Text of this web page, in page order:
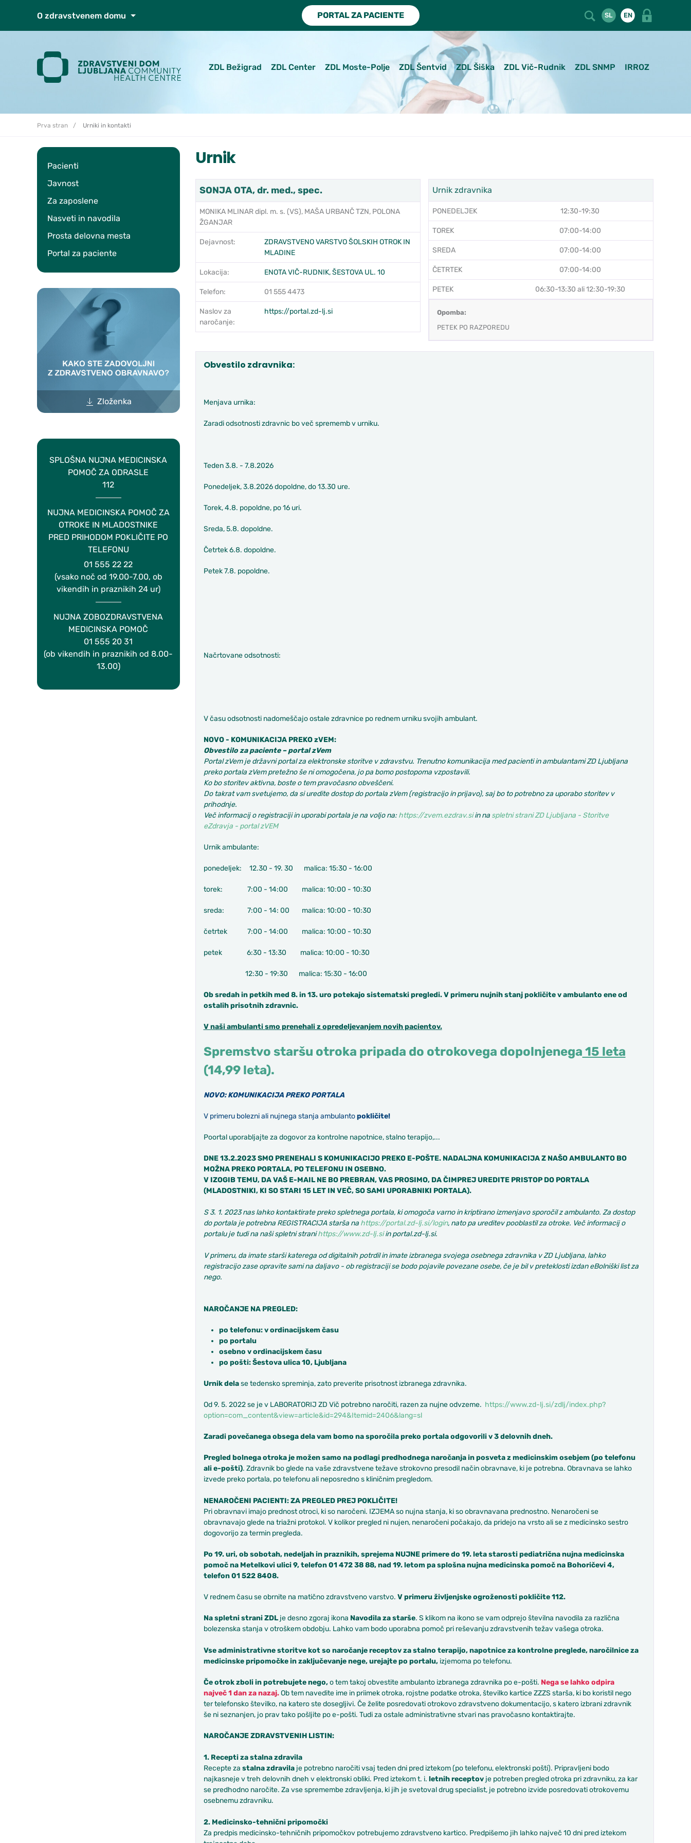
O zdravstvenem domu
PORTAL ZA PACIENTE SL EN
ZDL Bežigrad ZDL Center ZDL Moste-Polje ZDL Šentvid ZDL Šiška ZDL Vič-Rudnik ZDL SNMP IRROZ
Prva stran Urniki in kontakti
Pacienti
Javnost
Za zaposlene
Nasveti in navodila
Prosta delovna mesta
Portal za paciente
Zloženka
SPLOŠNA NUJNA MEDICINSKA
POMOČ ZA ODRASLE
112
NUJNA MEDICINSKA POMOČ ZA
OTROKE IN MLADOSTNIKE
PRED PRIHODOM POKLIČITE PO
TELEFONU
01 555 22 22
(vsako noč od 19.00-7.00, ob
vikendih in praznikih 24 ur)
NUJNA ZOBOZDRAVSTVENA
MEDICINSKA POMOČ
01 555 20 31
(ob vikendih in praznikih od 8.00-
13.00)
Urnik
SONJA OTA, dr. med., spec.
MONIKA MLINAR dipl. m. s. (VS), MAŠA URBANČ TZN, POLONA
ŽGANJAR
Dejavnost:
ZDRAVSTVENO VARSTVO ŠOLSKIH OTROK IN
MLADINE
Lokacija: ENOTA VIČ-RUDNIK, ŠESTOVA UL. 10
Telefon: 01 555 4473
Naslov za
naročanje:
https://portal.zd-lj.si
Urnik zdravnika
PONEDELJEK 12:30-19:30
TOREK 07:00-14:00
SREDA 07:00-14:00
ČETRTEK 07:00-14:00
PETEK 06:30-13:30 ali 12:30-19:30
Opomba:
PETEK PO RAZPOREDU
Obvestilo zdravnika:
Menjava urnika:
Zaradi odsotnosti zdravnic bo več sprememb v urniku.
Teden 3.8. - 7.8.2026
Ponedeljek, 3.8.2026 dopoldne, do 13.30 ure.
Torek, 4.8. popoldne, po 16 uri.
Sreda, 5.8. dopoldne.
Četrtek 6.8. dopoldne.
Petek 7.8. popoldne.
Načrtovane odsotnosti:
V času odsotnosti nadomeščajo ostale zdravnice po rednem urniku svojih ambulant.
NOVO - KOMUNIKACIJA PREKO zVEM:
Obvestilo za paciente – portal zVem
Portal zVem je državni portal za elektronske storitve v zdravstvu. Trenutno komunikacija med pacienti in ambulantami ZD Ljubljana
preko portala zVem pretežno še ni omogočena, jo pa bomo postopoma vzpostavili.
Ko bo storitev aktivna, boste o tem pravočasno obveščeni.
Do takrat vam svetujemo, da si uredite dostop do portala zVem (registracijo in prijavo), saj bo to potrebno za uporabo storitev v
prihodnje.
Več informacij o registraciji in uporabi portala je na voljo na: https://zvem.ezdrav.siin na spletni strani ZD Ljubljana - Storitve
eZdravja - portal zVEM
Urnik ambulante:
ponedeljek: 12.30 - 19. 30 malica: 15:30 - 16:00
torek: 7:00 - 14:00 malica: 10:00 - 10:30
sreda: 7:00 - 14: 00 malica: 10:00 - 10:30
četrtek 7:00 - 14:00 malica: 10:00 - 10:30
petek 6:30 - 13:30 malica: 10:00 - 10:30
12:30 - 19:30 malica: 15:30 - 16:00
Ob sredah in petkih med 8. in 13. uro potekajo sistematski pregledi. V primeru nujnih stanj pokličite v ambulanto ene od
ostalih prisotnih zdravnic.
V naši ambulanti smo prenehali z opredeljevanjem novih pacientov.
Spremstvo staršu otroka pripada do otrokovega dopolnjenega 15 leta
(14,99 leta).
NOVO: KOMUNIKACIJA PREKO PORTALA
V primeru bolezni ali nujnega stanja ambulantopokličite!
Poortal uporabljajte za dogovor za kontrolne napotnice, stalno terapijo,...
DNE 13.2.2023 SMO PRENEHALI S KOMUNIKACIJO PREKO E-POŠTE. NADALJNA KOMUNIKACIJA Z NAŠO AMBULANTO BO
MOŽNA PREKO PORTALA, PO TELEFONU IN OSEBNO.
V IZOGIB TEMU, DA VAŠ E-MAIL NE BO PREBRAN, VAS PROSIMO, DA ČIMPREJ UREDITE PRISTOP DO PORTALA
(MLADOSTNIKI, KI SO STARI 15 LET IN VEČ, SO SAMI UPORABNIKI PORTALA).
S 3. 1. 2023 nas lahko kontaktirate preko spletnega portala, ki omogoča varno in kriptirano izmenjavo sporočil z ambulanto. Za dostop
do portala je potrebna REGISTRACIJA starša na https://portal.zd-lj.si/login, nato pa ureditev pooblastil za otroke. Več informacij o
portalu je tudi na naši spletni stranihttps://www.zd-lj.siin portal.zd-lj.si.
V primeru, da imate starši katerega od digitalnih potrdil in imate izbranega svojega osebnega zdravnika v ZD Ljubljana, lahko
registracijo zase opravite sami na daljavo - ob registraciji se bodo pojavile povezane osebe, če je bil v preteklosti izdan eBolniški list za
nego.
NAROČANJE NA PREGLED:
po telefonu: v ordinacijskem času
po portalu
osebno v ordinacijskem času
po pošti: Šestova ulica 10, Ljubljana
Urnik delase tedensko spreminja, zato preverite prisotnost izbranega zdravnika.
Od 9. 5. 2022 se je v LABORATORIJ ZD Vič potrebno naročiti, razen za nujne odvzeme. https://www.zd-lj.si/zdlj/index.php?
option=com_content&view=article&id=294&Itemid=2406&lang=sl
Zaradi povečanega obsega dela vam bomo na sporočila preko portala odgovorili v 3 delovnih dneh.
Pregled bolnega otroka je možen samo na podlagi predhodnega naročanja in posveta z medicinskim osebjem (po telefonu
ali e-pošti). Zdravnik bo glede na vaše zdravstvene težave strokovno presodil način obravnave, ki je potrebna. Obravnava se lahko
izvede preko portala, po telefonu ali neposredno s kliničnim pregledom.
NENAROČENI PACIENTI: ZA PREGLED PREJ POKLIČITE!
Pri obravnavi imajo prednost otroci, ki so naročeni. IZJEMA so nujna stanja, ki so obravnavana prednostno. Nenaročeni se
obravnavajo glede na triažni protokol. V kolikor pregled ni nujen, nenaročeni počakajo, da pridejo na vrsto ali se z medicinsko sestro
dogovorijo za termin pregleda.
Po 19. uri, ob sobotah, nedeljah in praznikih, sprejema NUJNE primere do 19. leta starosti pediatrična nujna medicinska
pomoč na Metelkovi ulici 9, telefon 01 472 38 88, nad 19. letom pa splošna nujna medicinska pomoč na Bohoričevi 4,
telefon 01 522 8408.
V rednem času se obrnite na matično zdravstveno varstvo. V primeru življenjske ogroženosti pokličite 112.
Na spletni strani ZDLje desno zgoraj ikona Navodila za starše. S klikom na ikono se vam odprejo številna navodila za različna
bolezenska stanja v otroškem obdobju. Lahko vam bodo uporabna pomoč pri reševanju zdravstvenih težav vašega otroka.
Vse administrativne storitve kot so naročanje receptov za stalno terapijo, napotnice za kontrolne preglede, naročilnice za
medicinske pripomočke in zaključevanje nege, urejajte po portalu,izjemoma po telefonu.
Če otrok zboli in potrebujete nego,o tem takoj obvestite ambulanto izbranega zdravnika po e-pošti. Nega se lahko odpira
največ 1 dan za nazaj.Ob tem navedite ime in priimek otroka, rojstne podatke otroka, številko kartice ZZZS starša, ki bo koristil nego
ter telefonsko številko, na katero ste dosegljivi. Če želite posredovati otrokovo zdravstveno dokumentacijo, s katero izbrani zdravnik
še ni seznanjen, jo prav tako pošljite po e-pošti. Tudi za ostale administrativne stvari nas pravočasno kontaktirajte.
NAROČANJE ZDRAVSTVENIH LISTIN:
1. Recepti za stalna zdravila
Recepte za stalna zdravilaje potrebno naročiti vsaj teden dni pred iztekom (po telefonu, elektronski pošti). Pripravljeni bodo
najkasneje v treh delovnih dneh v elektronski obliki. Pred iztekom t. i. letnih receptovje potreben pregled otroka pri zdravniku, za kar
se predhodno naročite. Za vse spremembe zdravljenja, ki jih je svetoval drug specialist, je potrebno izvide posredovati otrokovemu
osebnemu zdravniku.
2. Medicinsko-tehnični pripomočki
Za predpis medicinsko-tehničnih pripomočkov potrebujemo zdravstveno kartico. Predpišemo jih lahko največ 10 dni pred iztekom